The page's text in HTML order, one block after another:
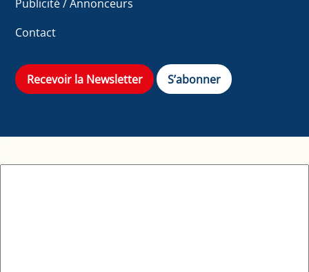
Publicité / Annonceurs
Contact
Recevoir la Newsletter S’abonner